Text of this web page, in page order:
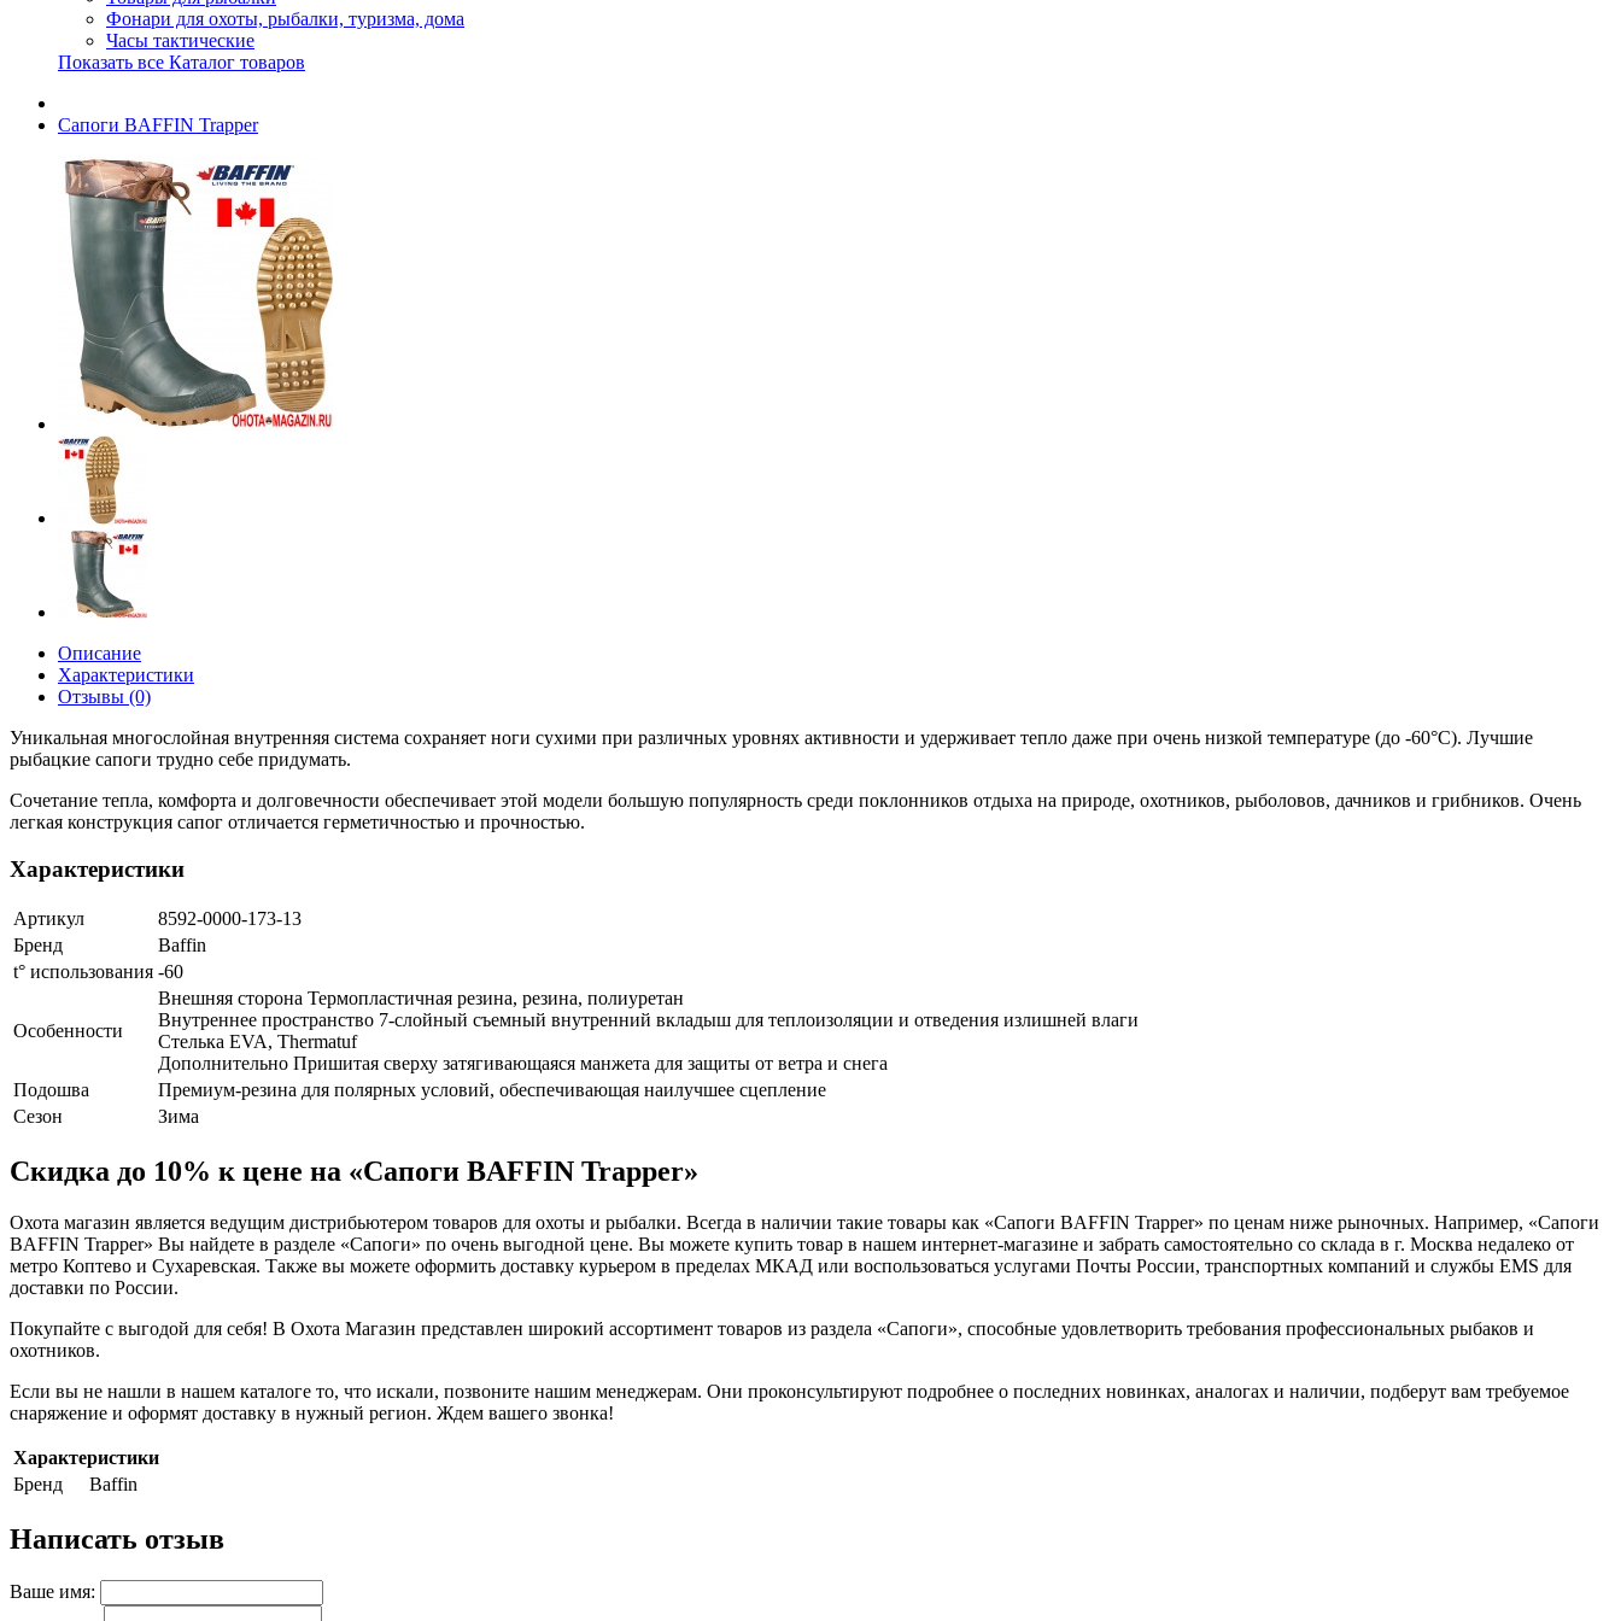
Фонари для охоты, рыбалки, туризма, дома
Часы тактические
Показать все Каталог товаров
Сапоги BAFFIN Trapper
Описание
Характеристики
Отзывы (0)
Уникальная многослойная внутренняя система сохраняет ноги сухими при различных уровнях активности и удерживает тепло даже при очень низкой температуре (до -60°С). Лучшие
рыбацкие сапоги трудно себе придумать.
Сочетание тепла, комфорта и долговечности обеспечивает этой модели большую популярность среди поклонников отдыха на природе, охотников, рыболовов, дачников и грибников. Очень
легкая конструкция сапог отличается герметичностью и прочностью.
Характеристики
Артикул
8592-0000-173-13
Бренд
Baffin
t° использования -60
Особенности
Внешняя сторона Термопластичная резина, резина, полиуретан
Внутреннее пространство 7-слойный съемный внутренний вкладыш для теплоизоляции и отведения излишней влаги
Стелька EVA, Thermatuf
Дополнительно Пришитая сверху затягивающаяся манжета для защиты от ветра и снега
Подошва
Премиум-резина для полярных условий, обеспечивающая наилучшее сцепление
Сезон
Зима
Скидка до 10% к цене на «Сапоги BAFFIN Trapper»
Охота магазин является ведущим дистрибьютером товаров для охоты и рыбалки. Всегда в наличии такие товары как «Сапоги BAFFIN Trapper» по ценам ниже рыночных. Например, «Сапоги
BAFFIN Trapper» Вы найдете в разделе «Сапоги» по очень выгодной цене. Вы можете купить товар в нашем интернет-магазине и забрать самостоятельно со склада в г. Москва недалеко от
метро Коптево и Сухаревская. Также вы можете оформить доставку курьером в пределах МКАД или воспользоваться услугами Почты России, транспортных компаний и службы EMS для
доставки по России.
Покупайте с выгодой для себя! В Охота Магазин представлен широкий ассортимент товаров из раздела «Сапоги», способные удовлетворить требования профессиональных рыбаков и
охотников.
Если вы не нашли в нашем каталоге то, что искали, позвоните нашим менеджерам. Они проконсультируют подробнее о последних новинках, аналогах и наличии, подберут вам требуемое
снаряжение и оформят доставку в нужный регион. Ждем вашего звонка!
Характеристики
Бренд
Baffin
Написать отзыв
Ваше имя: